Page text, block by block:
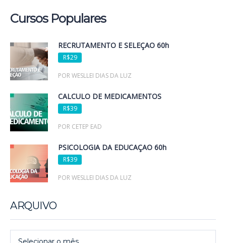
Cursos Populares
RECRUTAMENTO E SELEÇÃO 60h
R$29
POR WESLLEI DIAS DA LUZ
CÁLCULO DE MEDICAMENTOS
R$39
POR CETEP EAD
PSICOLOGIA DA EDUCAÇÃO 60h
R$39
POR WESLLEI DIAS DA LUZ
ARQUIVO